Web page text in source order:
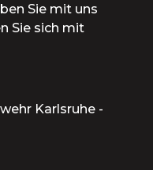
Sie mit uns
Sie sich mit
Karlsruhe -